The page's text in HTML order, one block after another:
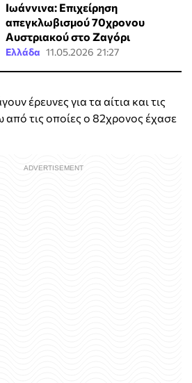
Ιωάννινα: Επιχείρηση
απεγκλωβισμού 70χρονου
Αυστριακού στο Ζαγόρι
Ελλάδα 11.05.2026 21:27
έρευνες για τα αίτια και τις
από τις οποίες ο 82χρονος έχασε